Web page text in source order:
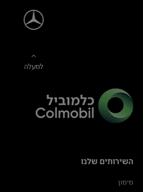
למעלה
השירותים שלנו
מימון